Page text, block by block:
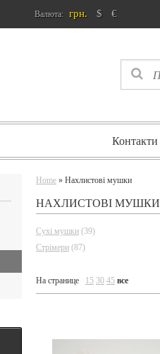
Валюта: грн. $ €
Контакти
Home » Нахлистові мушки
НАХЛИСТОВІ МУШКИ
Сухі мушки (39)
Стрімери (87)
На странице 15 30 45 все